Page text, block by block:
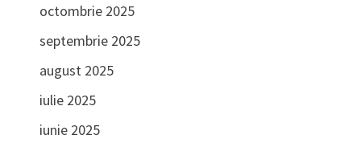
octombrie 2025
septembrie 2025
august 2025
iulie 2025
iunie 2025